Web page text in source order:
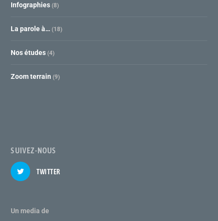
Infographies (8)
La parole à… (18)
Nos études (4)
Zoom terrain (9)
SUIVEZ-NOUS
TWITTER
Un media de